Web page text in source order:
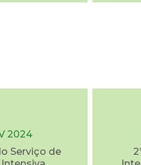
2024
Serviço de